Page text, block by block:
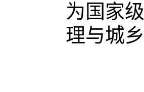
为国家
理与城